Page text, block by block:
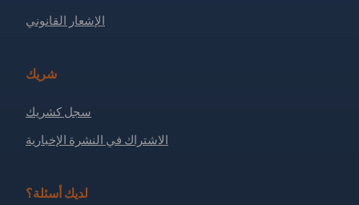
الإشعار القانوني
شريك
سجل كشريك
الاشتراك في النشرة الإخبارية
لديك أسئلة؟